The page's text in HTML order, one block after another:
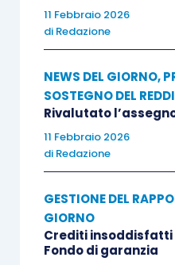
11 Febbraio 2026
di Redazione
NEWS DEL GIORNO,
SOSTEGNO DEL
Rivalutato
11 Febbraio 2026
di Redazione
GESTIONE DEL
GIORNO
Crediti insoddisfatti
Fondo di garanzia